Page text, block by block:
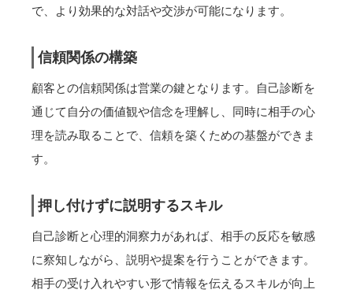
で、より効果的な対話や交渉が可能になります。
信頼関係の構築
顧客との信頼関係は営業の鍵となります。自己診断を
通じて自分の価値観や信念を理解し、同時に相手の心
理を読み取ることで、信頼を築くための基盤ができま
す。
押し付けずに説明するスキル
自己診断と心理的洞察力があれば、相手の反応を敏感
に察知しながら、説明や提案を行うことができます。
相手の受け入れやすい形で情報を伝えるスキルが向上